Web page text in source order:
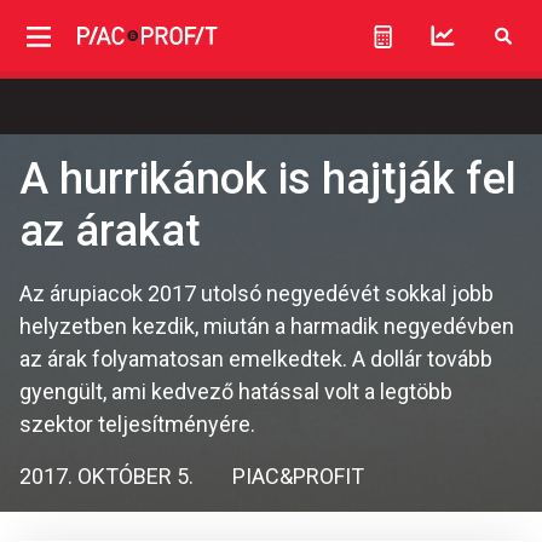
A hurrikánok is hajtják fel
az árakat
Az árupiacok 2017 utolsó negyedévét sokkal jobb
helyzetben kezdik, miután a harmadik negyedévben
az árak folyamatosan emelkedtek. A dollár tovább
gyengült, ami kedvező hatással volt a legtöbb
szektor teljesítményére.
2017. OKTÓBER 5. PIAC&PROFIT